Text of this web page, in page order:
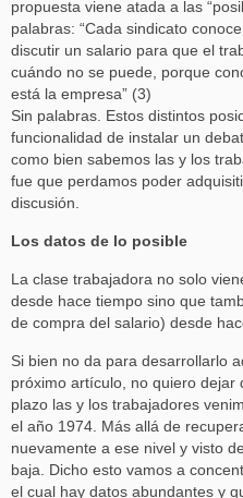
propuesta viene atada a las
palabras: “Cada sindicato
discutir un salario para que el
cuándo no se puede, porque
está la empresa” (3)
Sin palabras. Estos distintos
funcionalidad de instalar un
como bien sabemos las y los
fue que perdamos poder
discusión.
Los datos de lo posible
La clase trabajadora no solo
desde hace tiempo sino que
de compra del salario) desde
Si bien no da para desarrollarlo
próximo artículo, no quiero
plazo las y los trabajadores
el año 1974. Más allá de
nuevamente a ese nivel y visto
baja. Dicho esto vamos a
el cual hay datos abundantes y